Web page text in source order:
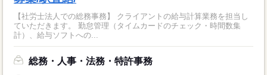
【社労士法人での総務事務】 クライアントの給与計算業務を担当し
ていただきます。 勤怠管理（タイムカードのチェック・時間数集
計）、給与ソフトへの...
総務・人事・法務・特許事務